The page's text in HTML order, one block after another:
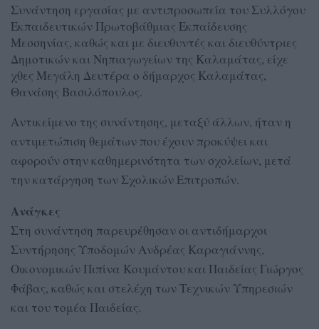
Συνάντηση εργασίας με αντιπροσωπεία του Συλλόγου
Εκπαιδευτικών Πρωτοβάθμιας Εκπαίδευσης
Μεσσηνίας, καθώς και με διευθυντές και διευθύντριες
Δημοτικών και Νηπιαγωγείων της Καλαμάτας, είχε
χθες Μεγάλη Δευτέρα ο δήμαρχος Καλαμάτας,
Θανάσης Βασιλόπουλος.
Αντικείμενο της συνάντησης, μεταξύ άλλων, ήταν η
αντιμετώπιση θεμάτων που έχουν προκύψει και
αφορούν στην καθημερινότητα των σχολείων, μετά
την κατάργηση των Σχολικών Επιτροπών.
Ανάγκες
Στη συνάντηση παρευρέθησαν οι αντιδήμαρχοι
Συντήρησης Υποδομών Ανδρέας Καραγιάννης,
Οικονομικών Πιπίνα Κουμάντου και Παιδείας Γιώργος
Φάβας, καθώς και στελέχη των Τεχνικών Υπηρεσιών
και του τομέα Παιδείας.